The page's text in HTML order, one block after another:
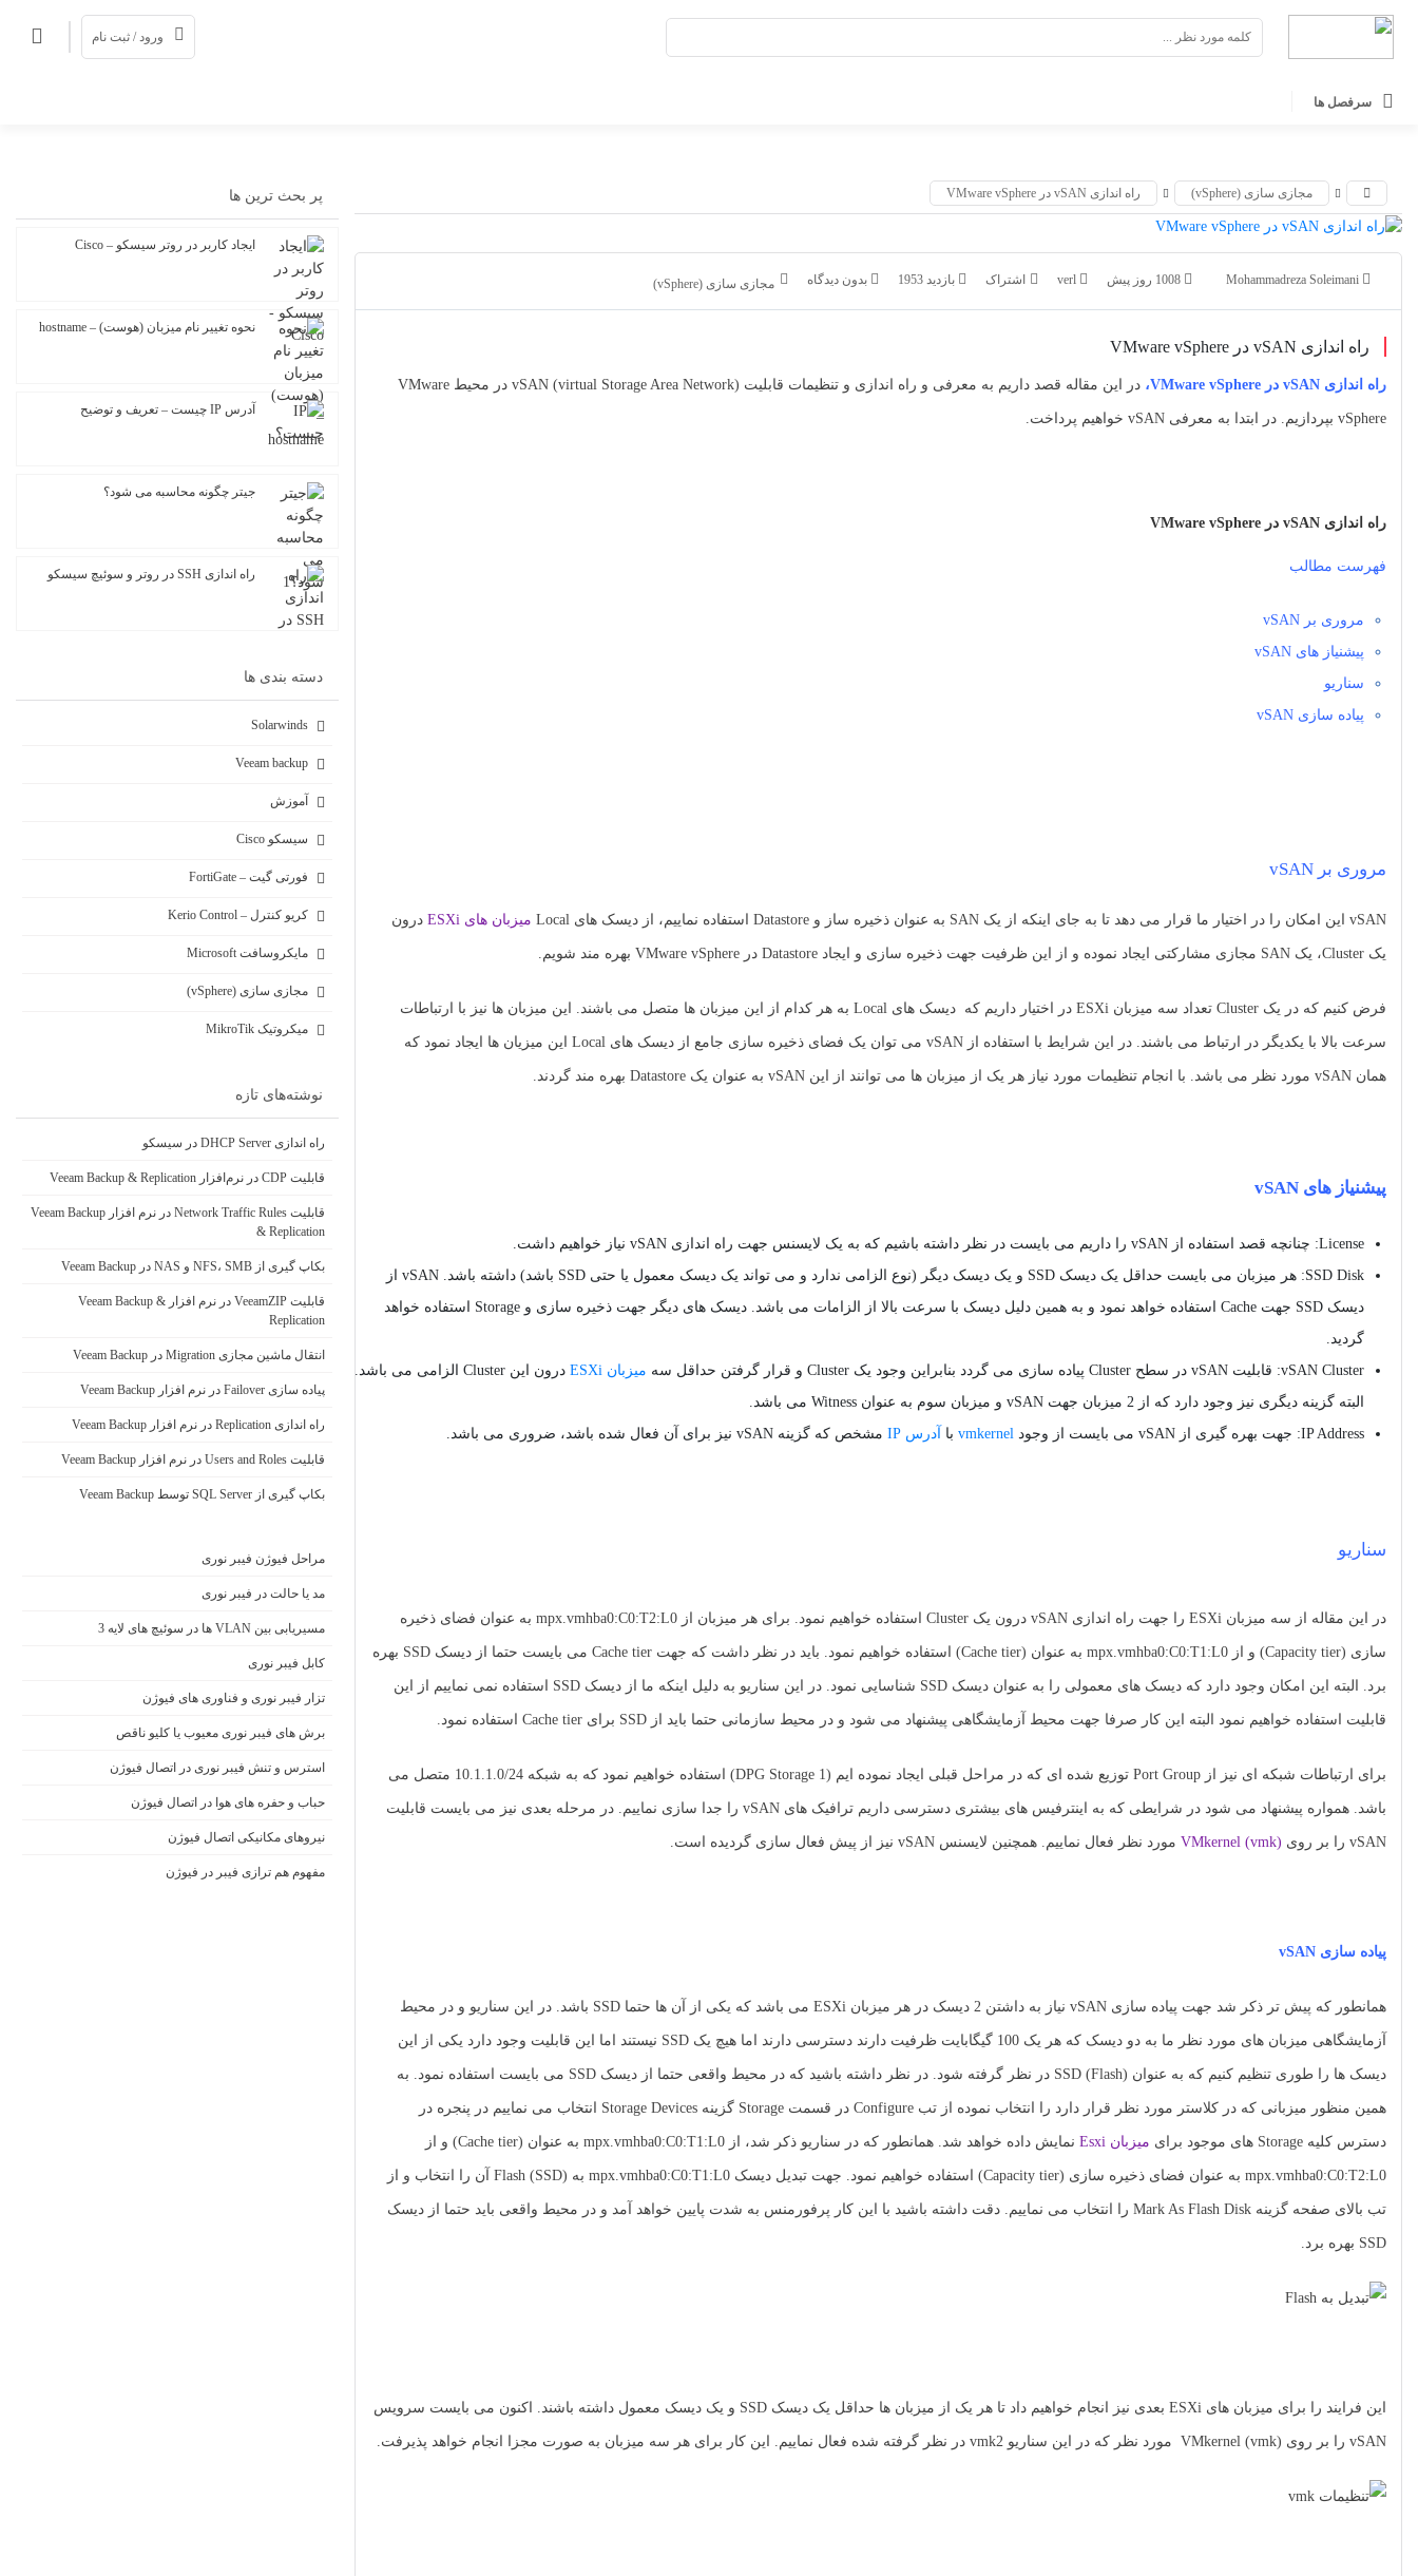
اشتراک گذاری
خود به اشتراک بگذارید.
ورود / ثبت نام
سرفصل ها
مجازی سازی (vSphere) راه اندازی vSAN در VMware vSphere
Mohammadreza Soleimani
اشتراک گذاری
به اشتراک بگذارید.
بازدید 1953 بدون دیدگاه مجازی سازی (vSphere)
راه اندازی vSAN در VMware vSphere
راه اندازی vSAN در VMware vSphere، در این مقاله قصد داریم به معرفی و راه اندازی و تنظیمات قابلیت vSAN (virtual Storage Area Network) در محیط VMware
vSphere بپردازیم. در ابتدا به معرفی vSAN خواهیم پرداخت.
راه اندازی vSAN در VMware vSphere
فهرست مطالب
مروری بر vSAN
پیشنیاز های vSAN
سناریو
پیاده سازی vSAN
مروری بر vSAN
vSAN این امکان را در اختیار ما قرار می دهد تا به جای اینکه از یک SAN به عنوان ذخیره ساز و Datastore استفاده نماییم، از دیسک های Local میزبان های ESXi درون
یک Cluster، یک SAN مجازی مشارکتی ایجاد نموده و از این ظرفیت جهت ذخیره سازی و ایجاد Datastore در VMware vSphere بهره مند شویم.
فرض کنیم که در یک Cluster تعداد سه میزبان ESXi در اختیار داریم که دیسک های Local به هر کدام از این میزبان ها متصل می باشند. این میزبان ها نیز با ارتباطات
سرعت بالا با یکدیگر در ارتباط می باشند. در این شرایط با استفاده از vSAN می توان یک فضای ذخیره سازی جامع از دیسک های Local این میزیان ها ایجاد نمود که
همان vSAN مورد نظر می باشد. با انجام تنظیمات مورد نیاز هر یک از میزبان ها می توانند از این vSAN به عنوان یک Datastore بهره مند گردند.
پیشنیاز های vSAN
License: چنانچه قصد استفاده از vSAN را داریم می بایست در نظر داشته باشیم که به یک لایسنس جهت راه اندازی vSAN نیاز خواهیم داشت.
SSD Disk: هر میزبان می بایست حداقل یک دیسک SSD و یک دیسک دیگر (نوع الزامی ندارد و می تواند یک دیسک معمول یا حتی SSD باشد) داشته باشد. vSAN از
دیسک SSD جهت Cache استفاده خواهد نمود و به همین دلیل دیسک با سرعت بالا از الزامات می باشد. دیسک های دیگر جهت ذخیره سازی و Storage استفاده خواهد
گردید.
vSAN Cluster: قابلیت vSAN در سطح Cluster پیاده سازی می گردد بنابراین وجود یک Cluster و قرار گرفتن حداقل سه
میزبان ESXi
درون این Cluster الزامی می باشد.
البته گزینه دیگری نیز وجود دارد که از 2 میزبان جهت vSAN و میزبان سوم به عنوان Witness می باشد.
IP Address: جهت بهره گیری از vSAN می بایست از وجود
vmkernel با آدرس IP مشخص که گزینه vSAN نیز برای آن فعال شده باشد، ضروری می باشد.
سناریو
در این مقاله از سه میزبان ESXi را جهت راه اندازی vSAN درون یک Cluster استفاده خواهیم نمود. برای هر میزبان از mpx.vmhba0:C0:T2:L0 به عنوان فضای ذخیره
سازی (Capacity tier) و از mpx.vmhba0:C0:T1:L0 به عنوان (Cache tier) استفاده خواهیم نمود. باید در نظر داشت که جهت Cache tier می بایست حتما از دیسک SSD بهره
برد. البته این امکان وجود دارد که دیسک های معمولی را به عنوان دیسک SSD شناسایی نمود. در این سناریو به دلیل اینکه ما از دیسک SSD استفاده نمی نماییم از این
قابلیت استفاده خواهیم نمود البته این کار صرفا جهت محیط آزمایشگاهی پیشنهاد می شود و در محیط سازمانی حتما باید از SSD برای Cache tier استفاده نمود.
برای ارتباطات شبکه ای نیز از Port Group توزیع شده ای که در مراحل قبلی ایجاد نموده ایم (DPG Storage 1) استفاده خواهیم نمود که به شبکه 10.1.1.0/24 متصل می
باشد. همواره پیشنهاد می شود در شرایطی که به اینترفیس های بیشتری دسترسی داریم ترافیک های vSAN را جدا سازی نماییم. در مرحله بعدی نیز می بایست قابلیت
vSAN را بر روی VMkernel (vmk) مورد نظر فعال نماییم. همچنین لایسنس vSAN نیز از پیش فعال سازی گردیده است.
پیاده سازی vSAN
همانطور که پیش تر ذکر شد جهت پیاده سازی vSAN نیاز به داشتن 2 دیسک در هر میزبان ESXi می باشد که یکی از آن ها حتما SSD باشد. در این سناریو و در محیط
آزمایشگاهی میزبان های مورد نظر ما به دو دیسک که هر یک 100 گیگابایت ظرفیت دارند دسترسی دارند اما هیچ یک SSD نیستند اما این قابلیت وجود دارد یکی از این
دیسک ها را طوری تنظیم کنیم که به عنوان SSD (Flash) در نظر گرفته شود. در نظر داشته باشید که در محیط واقعی حتما از دیسک SSD می بایست استفاده نمود. به
همین منظور میزبانی که در کلاستر مورد نظر قرار دارد را انتخاب نموده از تب Configure در قسمت Storage گزینه Storage Devices انتخاب می نماییم در پنجره در
دسترس کلیه Storage های موجود برای میزبان Esxi نمایش داده خواهد شد. همانطور که در سناریو ذکر شد، از mpx.vmhba0:C0:T1:L0 به عنوان (Cache tier) و از
mpx.vmhba0:C0:T2:L0 به عنوان فضای ذخیره سازی (Capacity tier) استفاده خواهیم نمود. جهت تبدیل دیسک mpx.vmhba0:C0:T1:L0 به Flash (SSD) آن را انتخاب و از
تب بالای صفحه گزینه Mark As Flash Disk را انتخاب می نماییم. دقت داشته باشید با این کار پرفورمنس به شدت پایین خواهد آمد و در محیط واقعی باید حتما از دیسک
SSD بهره برد.
این فرایند را برای میزبان های ESXi بعدی نیز انجام خواهیم داد تا هر یک از میزبان ها حداقل یک دیسک SSD و یک دیسک معمول داشته باشند. اکنون می بایست سرویس
vSAN را بر روی VMkernel (vmk) مورد نظر که در این سناریو vmk2 در نظر گرفته شده فعال نماییم. این کار برای هر سه میزبان به صورت مجزا انجام خواهد پذیرفت.
پر بحث ترین ها
ایجاد کاربر در روتر سیسکو – Cisco
نحوه تغییر نام میزبان (هوست) – hostname
آدرس IP چیست – تعریف و توضیح
جیتر چگونه محاسبه می شود؟
راه اندازی SSH در روتر و سوئیچ سیسکو
دسته بندی ها
Solarwinds
Veeam backup
آموزش
سیسکو Cisco
فورتی گیت – FortiGate
کریو کنترل – Kerio Control
مایکروسافت Microsoft
مجازی سازی (vSphere)
میکروتیک MikroTik
نوشته‌های تازه
راه اندازی DHCP Server در سیسکو
قابلیت CDP در نرم‌افزار Veeam Backup & Replication
قابلیت Network Traffic Rules در نرم افزار Veeam Backup
& Replication
بکاپ گیری از NFS، SMB و NAS در Veeam Backup
قابلیت VeeamZIP در نرم افزار Veeam Backup &
Replication
انتقال ماشین مجازی Migration در Veeam Backup
پیاده سازی Failover در نرم افزار Veeam Backup
راه اندازی Replication در نرم افزار Veeam Backup
قابلیت Users and Roles در نرم افزار Veeam Backup
بکاپ گیری از SQL Server توسط Veeam Backup
مراحل فیوژن فیبر نوری
مد یا حالت در فیبر نوری
مسیریابی بین VLAN ها در سوئیچ های لایه 3
کابل فیبر نوری
تزار فیبر نوری و فناوری های فیوژن
برش های فیبر نوری معیوب یا کلیو ناقص
استرس و تنش فیبر نوری در اتصال فیوژن
حباب و حفره‌ های هوا در اتصال فیوژن
نیروهای مکانیکی اتصال فیوژن
مفهوم هم ترازی فیبر در فیوژن